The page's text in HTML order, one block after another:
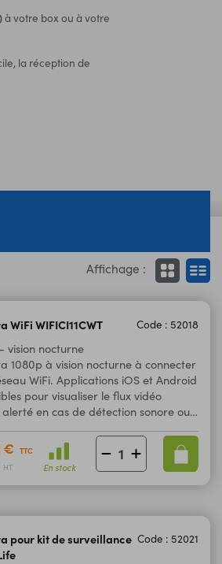
à votre box ou à votre
la réception de
Affichage :
WiFi WIFICI11CWT Code : 52018
vision nocturne
1080p à vision nocturne à connecter
WiFi. Applications iOS et Android
pour visualiser le flux vidéo
en cas de détection sonore ou
€ TTC
HT En stock
pour kit de surveillance Code : 52021